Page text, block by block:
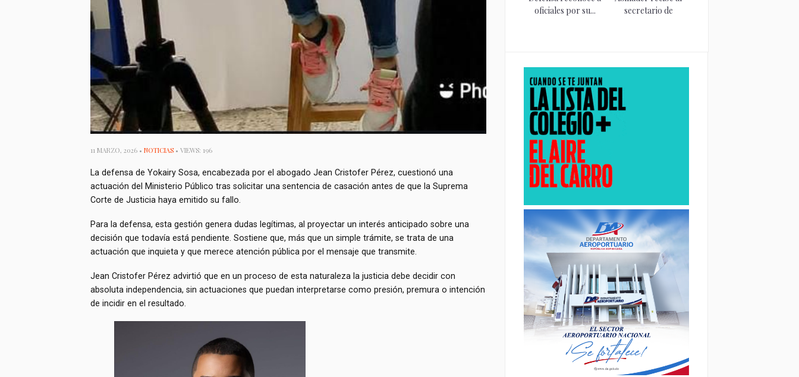
11 MARZO, 2026 • NOTICIAS • VIEWS: 196
La defensa de Yokairy Sosa, encabezada por el abogado Jean Cristofer Pérez, cuestionó una
actuación del Ministerio Público tras solicitar una sentencia de casación antes de que la Suprema
Corte de Justicia haya emitido su fallo.
Para la defensa, esta gestión genera dudas legítimas, al proyectar un interés anticipado sobre una
decisión que todavía está pendiente. Sostiene que, más que un simple trámite, se trata de una
actuación que inquieta y que merece atención pública por el mensaje que transmite.
Jean Cristofer Pérez advirtió que en un proceso de esta naturaleza la justicia debe decidir con
absoluta independencia, sin actuaciones que puedan interpretarse como presión, premura o intención
de incidir en el resultado.
oficiales por su...
secretario de